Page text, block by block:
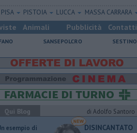
PISA PISTOIA LUCCA MASSA CARRARA
Animali Pubblicità Contatti
SANSEPOLCRO SESTINO
Qui Blog
di Adolfo Santoro
esempio di
DISINCANTATO